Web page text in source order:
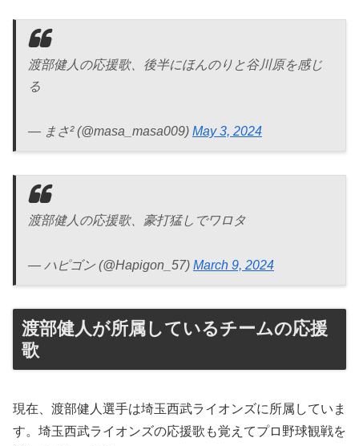
渡部健人の応援歌、後半にほんのりと谷川原を感じ
る
— まさ² (@masa_masa009) May 3, 2024
渡部健人の応援歌、豪打猛しでワロタ
— ハピゴン (@Hapigon_57) March 9, 2024
渡部健人が所属しているチームの応援
歌
現在、渡部健人選手は埼玉西武ライオンズに所属していま
す。埼玉西武ライオンズの応援歌も覚えてプロ野球観戦を